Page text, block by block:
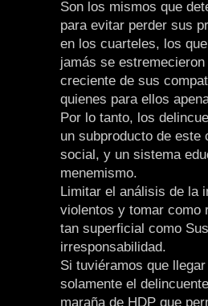
Son los mismos que
para evitar perder sus
en los cuarteles, los
jamás se
creciente de sus
quienes para ellos
Por lo tanto, los
un subproducto de
social, y un sistema
menemismo.
Limitar el análisis de la
violentos y tomar como
tan superficial como
irresponsabilidad.
Si tuviéramos que
solamente el
maraña de HDP que